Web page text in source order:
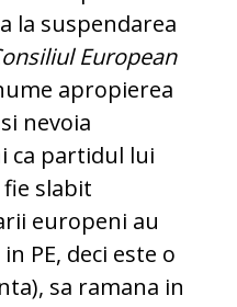
la suspendarea
European
apropierea
nevoia
ca partidul lui
fie slabit
europeni au
PE, deci este o
sa ramana in